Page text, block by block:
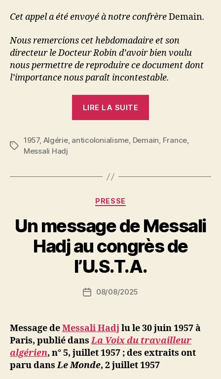
Cet appel a été envoyé à notre confrèreDemain.
Nous remercions cet hebdomadaire et son
directeur le Docteur Robin d’avoir bien voulu
nous permettre de reproduire ce document dont
l’importance nous paraît incontestable.
LIRE LA SUITE
Messali
Étiquettes
1957, Algérie, anticolonialisme, Demain, France,
Messali Hadj
Catégories
PRESSE
Un message de Messali
Hadj au congrès de
l’U.S.T.A.
Auteur
de
a
r
S
N
ji
b
Date08/08/2025
Message deMessali Hadj lu le 30 juin 1957 à
Paris, publié dansLa Voix du travailleur
algérien, n° 5, juillet 1957 ; des extraits ont
paru dansLe Monde, 2 juillet 1957